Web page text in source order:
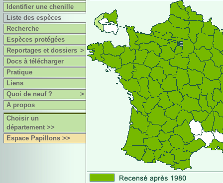
Identifier une chenille
Liste des espèces
Recherche
Espèces protégées
Reportages et dossiers >
Docs à télécharger
Pratique
Liens
Quoi de neuf ?
>
A propos
Choisir un
département >>
Espace Papillons >>